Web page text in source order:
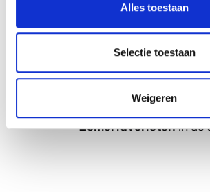
Alles toestaan
Selectie toestaan
Weigeren
Zomerfavorietenin de